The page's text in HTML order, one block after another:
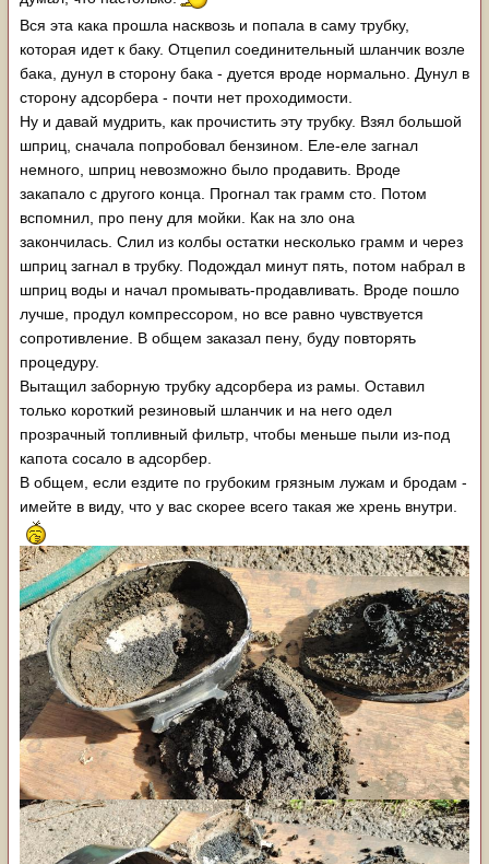
Вся эта кака прошла насквозь и попала в саму трубку,
которая идет к баку. Отцепил соединительный шланчик возле
бака, дунул в сторону бака - дуется вроде нормально. Дунул в
сторону адсорбера - почти нет проходимости.
Ну и давай мудрить, как прочистить эту трубку. Взял большой
шприц, сначала попробовал бензином. Еле-еле загнал
немного, шприц невозможно было продавить. Вроде
закапало с другого конца. Прогнал так грамм сто. Потом
вспомнил, про пену для мойки. Как на зло она
закончилась. Слил из колбы остатки несколько грамм и через
шприц загнал в трубку. Подождал минут пять, потом набрал в
шприц воды и начал промывать-продавливать. Вроде пошло
лучше, продул компрессором, но все равно чувствуется
сопротивление. В общем заказал пену, буду повторять
процедуру.
Вытащил заборную трубку адсорбера из рамы. Оставил
только короткий резиновый шланчик и на него одел
прозрачный топливный фильтр, чтобы меньше пыли из-под
капота сосало в адсорбер.
В общем, если ездите по грубоким грязным лужам и бродам -
имейте в виду, что у вас скорее всего такая же хрень внутри.